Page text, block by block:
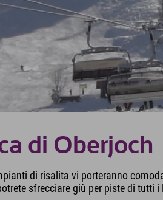
di Oberjoch
di risalita vi porteranno
sfrecciare giù per piste di tutti